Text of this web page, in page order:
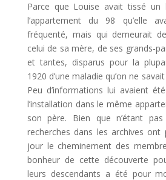
Parce que Louise avait tissé un
l’appartement du 98 qu’elle
fréquenté, mais qui demeurait
celui de sa mère, de ses grands-
et tantes, disparus pour la
1920 d’une maladie qu’on ne
Peu d’informations lui avaient
l’installation dans le même
son père. Bien que n’étant
recherches dans les archives
jour le cheminement des
bonheur de cette découverte
leurs descendants a été pour